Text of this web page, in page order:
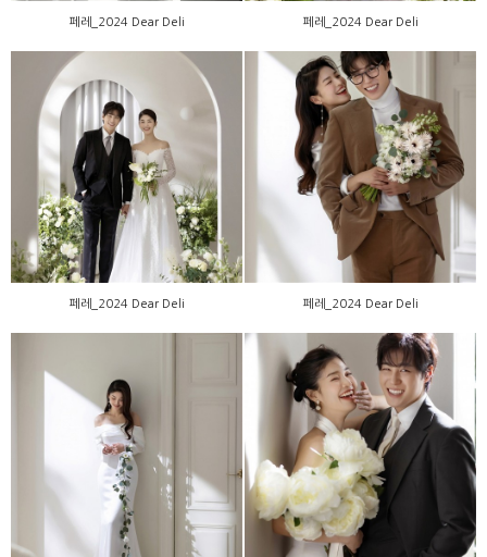
페레_2024 Dear Deli 페레_2024 Dear Deli
페레_2024 Dear Deli
페레_2024 Dear Deli
페레_2024 Dear Deli
페레_2024 Dear Deli
페레_2024 Dear Deli 페레_2024 Dear Deli